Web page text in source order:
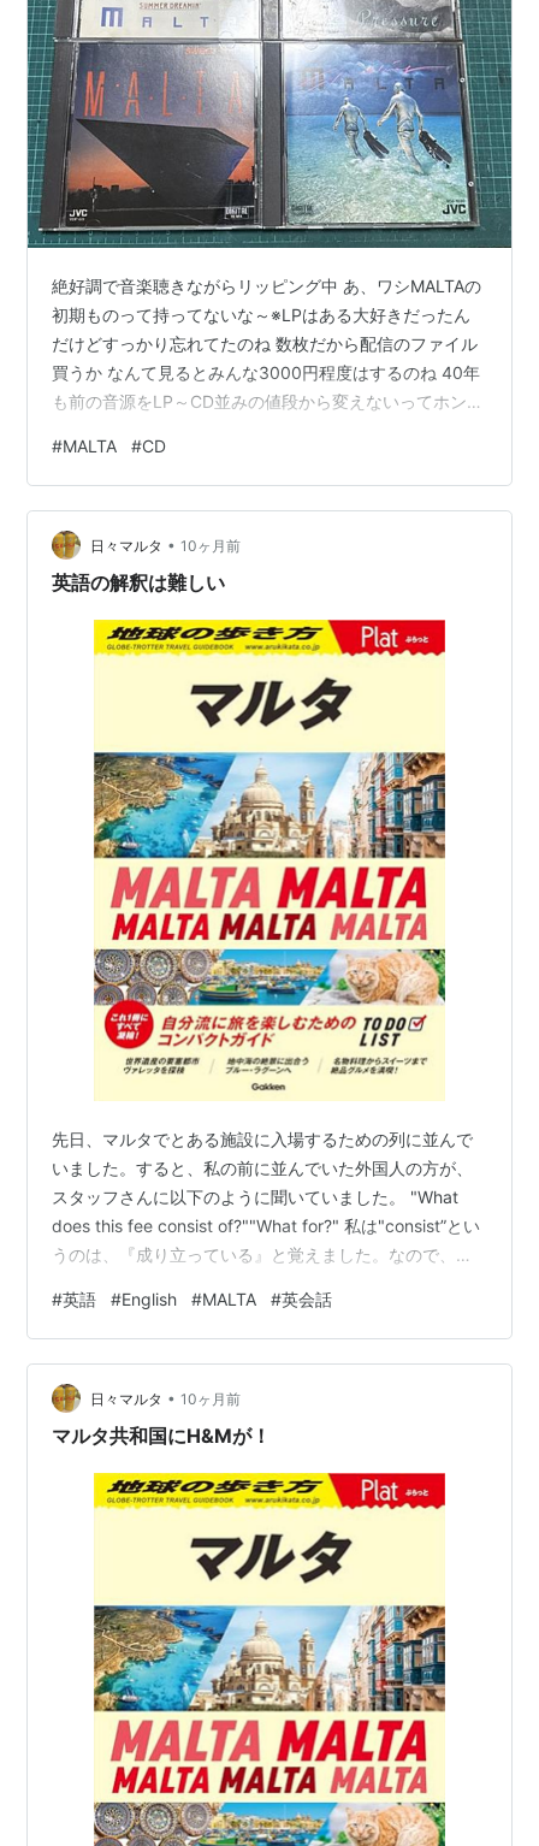
絶好調で音楽聴きながらリッピング中 あ、ワシMALTAの
初期ものって持ってないな～※LPはある大好きだったん
だけどすっかり忘れてたのね 数枚だから配信のファイル
買うか なんて見るとみんな3000円程度はするのね 40年
も前の音源をLP～CD並みの値段から変えないってホント
でCDを1,500円でスポット販売したりするんだ もういい
や、中古CDで場所取るけど 1枚が600円、他が300円位
かな この時代の聴いてるとナニワエキスプレスとかヒミ
コ思い出すよねファイル1500円位で売ってくれないもん
だろうか おしまい 別館 limited-junkro…
#MALTA #CD
日々マルタ • 10ヶ月前
英語の解釈は難しい
先日、マルタでとある施設に入場するための列に並んで
いました。すると、私の前に並んでいた外国人の方が、
スタッフさんに以下のように聞いていました。 "What
does this fee consist of?""What for?" 私は"consist”とい
うのは、『成り立っている』と覚えました。なので、以
of?"『この料金は何で成り立ってるのですか？』"What
for?"『何のために？』 これをもし私が聞かれたら、『人
件費とか、光熱費とか維持費とか…？』とか考えてしま
って、返事に困るでしょう。 どう答えるのか…
#英語 #English #MALTA #英会話
日々マルタ • 10ヶ月前
マルタ共和国にH&Mが！